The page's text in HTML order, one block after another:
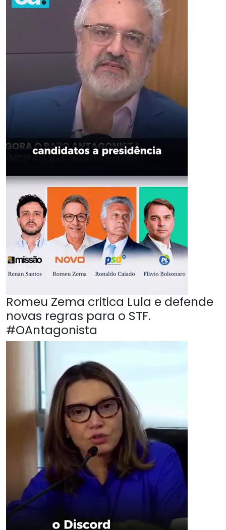
Romeu Zema critica Lula e defende
novas regras para o STF.
#OAntagonista